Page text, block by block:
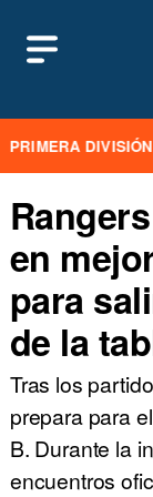
PRIMERA DIVISIÓN
en
para
de la
Tras los
prepara para
B. Durante la
encuentros